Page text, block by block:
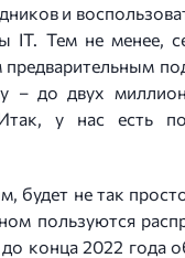
и
IT. Тем не менее,
до двух
у нас есть
не так
пользуются
2022 года